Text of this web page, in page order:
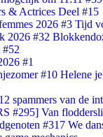
& Actrices Deel #15
2026 #3 Tijd
2026 #32
#52
#1
#10 Helene
spammers van de
#295] Van
#317 We